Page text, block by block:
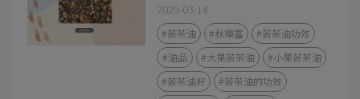
2025-03-14
#苦茶油 #秋樂富
#苦茶油功效
#油品
#大果苦茶油
#小果苦茶油
#苦茶油籽
#苦茶油的功效